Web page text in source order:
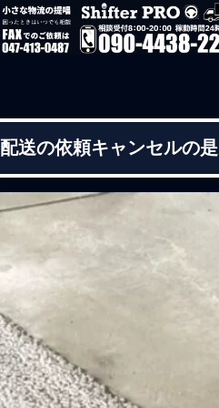
配送の依頼キャンセルの